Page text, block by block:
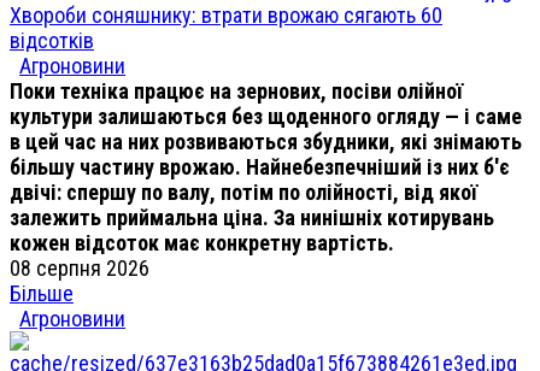
Хвороби соняшнику: втрати врожаю сягають 60
відсотків
Агроновини
Поки техніка працює на зернових, посіви олійної
культури залишаються без щоденного огляду — і саме
в цей час на них розвиваються збудники, які знімають
більшу частину врожаю. Найнебезпечніший із них б'є
двічі: спершу по валу, потім по олійності, від якої
залежить приймальна ціна. За нинішніх котирувань
кожен відсоток має конкретну вартість.
08 серпня 2026
Більше
Агроновини